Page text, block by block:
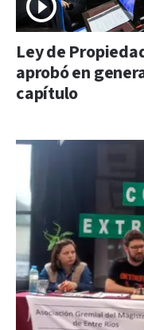
Ley de
aprobó en
capítulo